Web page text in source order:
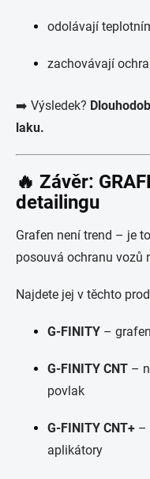
odolávají
zachovávají
➡️ Výsledek?
laku.
🔥 Závěr:
detailingu
Grafen není trend – je to
posouvá ochranu vozů
Najdete jej v těchto
G-FINITY –
G-FINITY CNT –
povlak
G-FINITY CNT+ –
aplikátory